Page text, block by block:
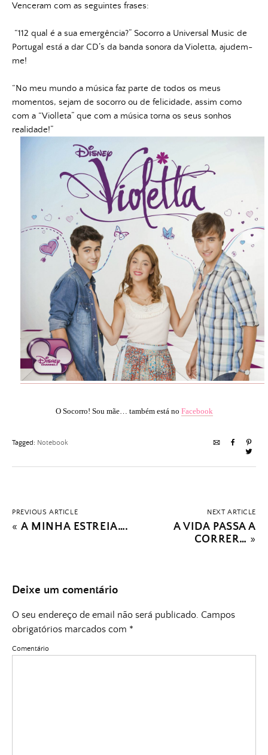
Venceram com as seguintes frases:
“112 qual é a sua emergência?” Socorro a Universal Music de
Portugal está a dar CD’s da banda sonora da Violetta, ajudem-
me!
“No meu mundo a música faz parte de todos os meus
momentos, sejam de socorro ou de felicidade, assim como
com a “Violleta” que com a música torna os seus sonhos
realidade!”
O Socorro! Sou mãe… também está no Facebook
Tagged: Notebook
PREVIOUS ARTICLE
«A MINHA ESTREIA….
NEXT ARTICLE
A VIDA PASSA A
CORRER… »
Deixe um comentário
O seu endereço de email não será publicado. Campos
obrigatórios marcados com *
Comentário